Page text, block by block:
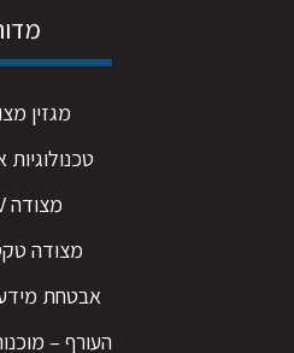
מגזין
מצודה TV
מצודה
אבטחת מידע
העורף –